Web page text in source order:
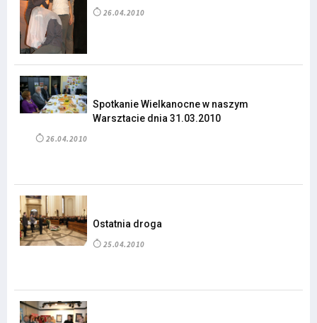
26.04.2010
Spotkanie Wielkanocne w naszym
Warsztacie dnia 31.03.2010
26.04.2010
Ostatnia droga
25.04.2010